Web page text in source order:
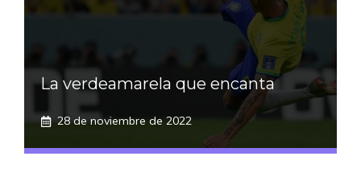
La verdeamarela que encanta
28 de noviembre de 2022